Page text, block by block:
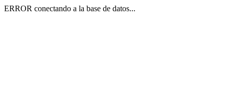
ERROR conectando a la base de datos...